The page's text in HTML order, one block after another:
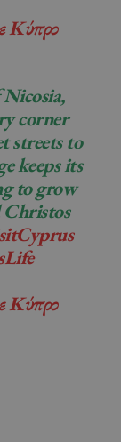
Κύπρο
corner
streets to
keeps its
to grow
Κύπρο